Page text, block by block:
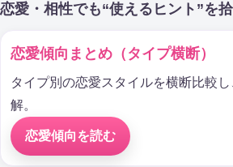
恋愛・相性でも“使えるヒント”を拾
恋愛傾向まとめ（タイプ横断）
タイプ別の恋愛スタイルを横断比較し
解。
恋愛傾向を読む